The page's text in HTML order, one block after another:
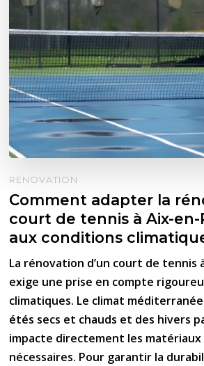
RENOVATION
Comment adapter la
court de tennis à Aix-
aux conditions
La rénovation d’un court de tennis
exige une prise en compte
climatiques. Le climat
étés secs et chauds et des hivers
impacte directement les
nécessaires. Pour garantir la